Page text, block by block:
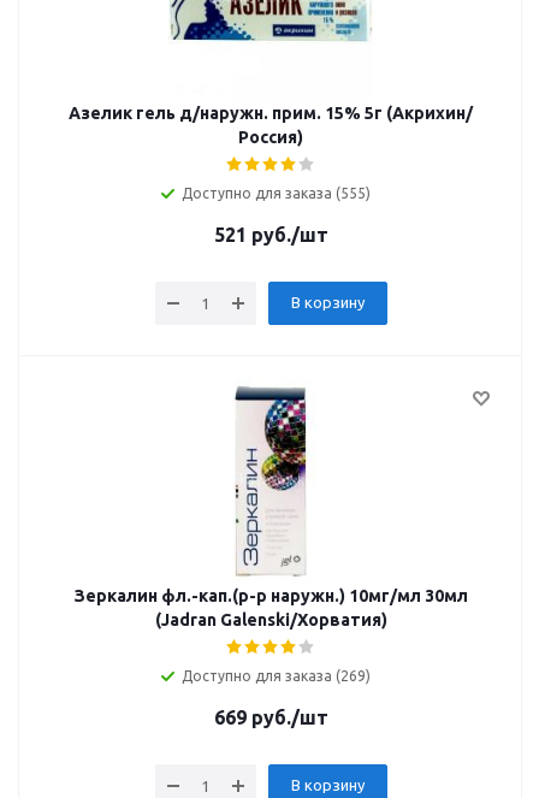
Азелик гель д/наружн. прим. 15% 5г (Акрихин/
Россия)
Доступно для заказа (555)
521 руб./шт
В корзину
Зеркалин фл.-кап.(р-р наружн.) 10мг/мл 30мл
(Jadran Galenski/Хорватия)
Доступно для заказа (269)
669руб./шт
В корзину